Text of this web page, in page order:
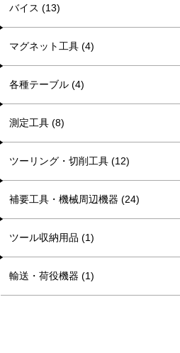
バイス (13)
マグネット工具 (4)
各種テーブル (4)
測定工具 (8)
ツーリング・切削工具 (12)
補要工具・機械周辺機器 (24)
ツール収納用品 (1)
輸送・荷役機器 (1)